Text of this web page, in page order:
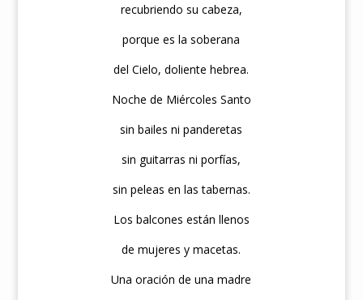
recubriendo su cabeza,
porque es la soberana
del Cielo, doliente hebrea.
Noche de Miércoles Santo
sin bailes ni panderetas
sin guitarras ni porfías,
sin peleas en las tabernas.
Los balcones están llenos
de mujeres y macetas.
Una oración de una madre